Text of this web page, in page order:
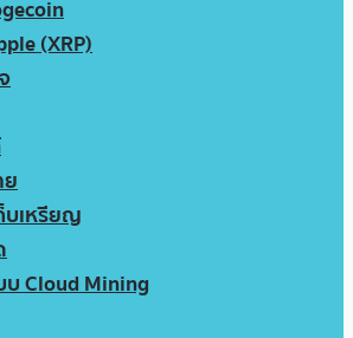
(XRP)
ย
บเหรียญ
บ Cloud Mining